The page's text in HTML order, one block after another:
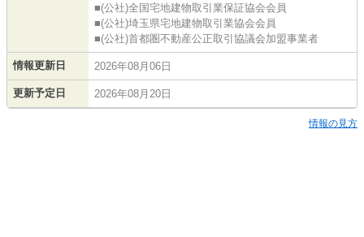
■(公社)全国宅地建物取引業保証協会会員
■(公社)埼玉県宅地建物取引業協会会員
■(公社)首都圏不動産公正取引協議会加盟事業者
情報更新日 2026年08月06日
更新予定日 2026年08月20日
情報の見方